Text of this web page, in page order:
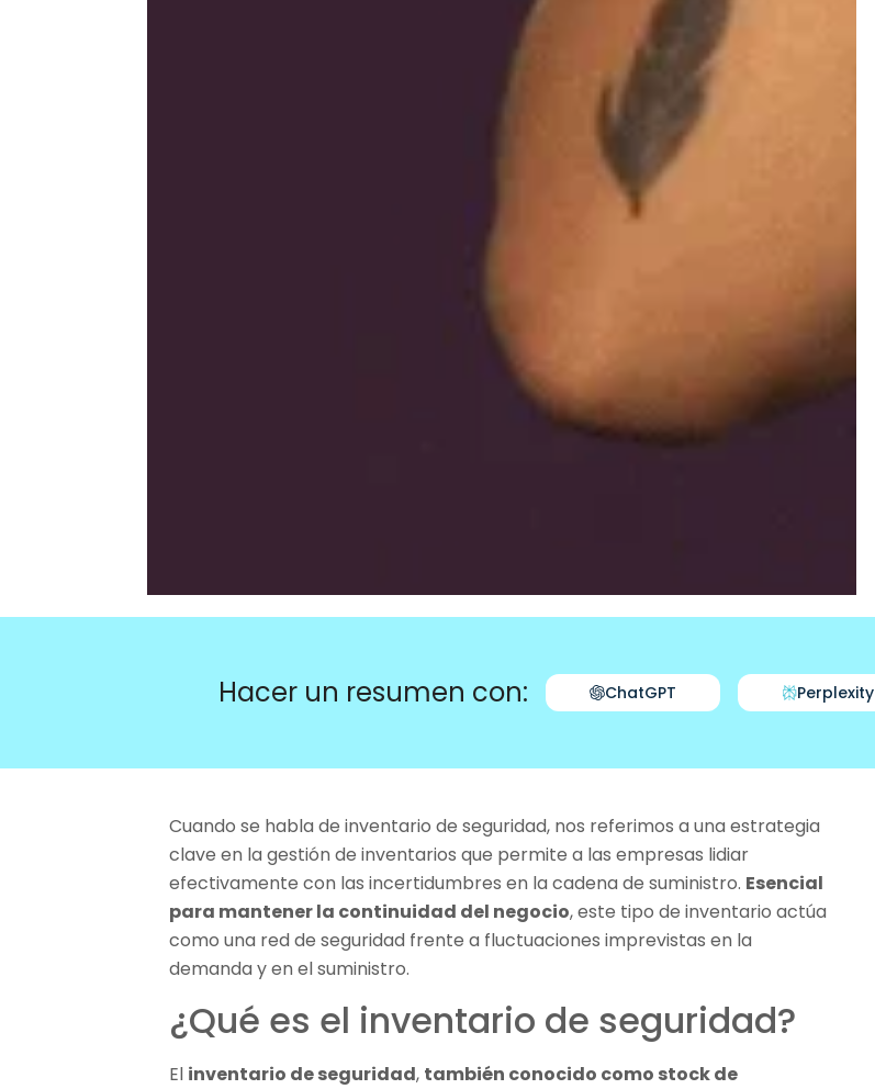
Hacer un resumen con: ChatGPT Perplexity
Cuando se habla de inventario de seguridad, nos referimos a una estrategia
clave en la gestión de inventarios que permite a las empresas lidiar
efectivamente con las incertidumbres en la cadena de suministro. Esencial
para mantener la continuidad del negocio, este tipo de inventario actúa
como una red de seguridad frente a fluctuaciones imprevistas en la
demanda y en el suministro.
¿Qué es el inventario de seguridad?
El inventario de seguridad, también conocido como stock de